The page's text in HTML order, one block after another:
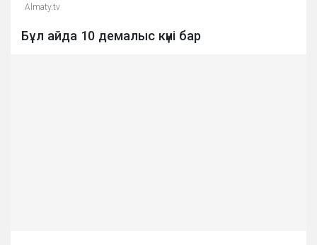
Almaty.tv
Бұл айда 10 демалыс күні бар